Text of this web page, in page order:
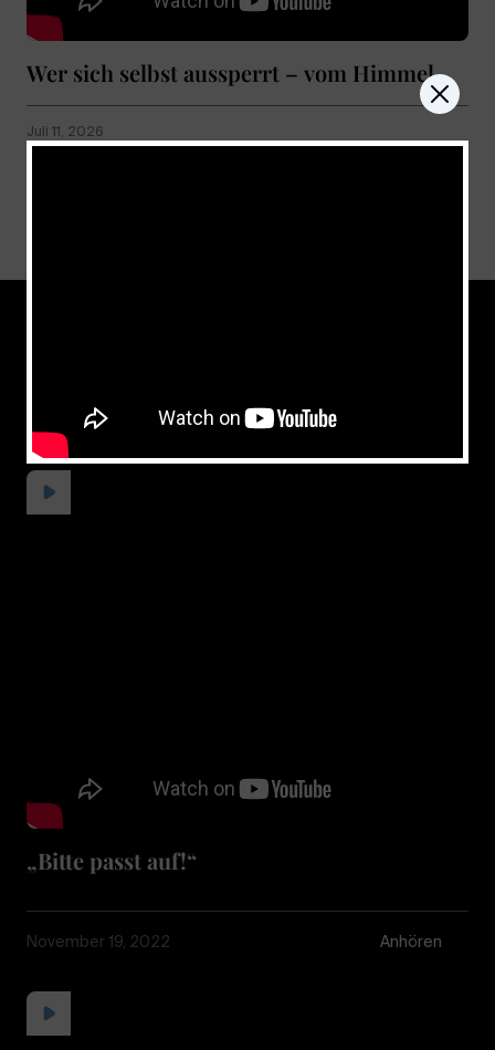
Wer sich selbst aussperrt – vom Himmel
Juli 11, 2026
don't miss
„Bitte passt auf!“
November 19, 2022 Anhören